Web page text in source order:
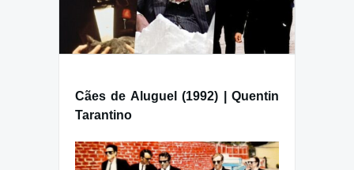
Cães de Aluguel (1992) | Quentin
Tarantino